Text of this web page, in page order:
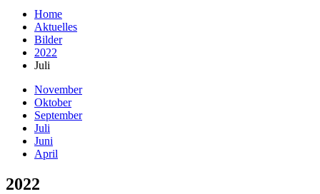
Home
Aktuelles
Bilder
2022
Juli
November
Oktober
September
Juli
Juni
April
2022